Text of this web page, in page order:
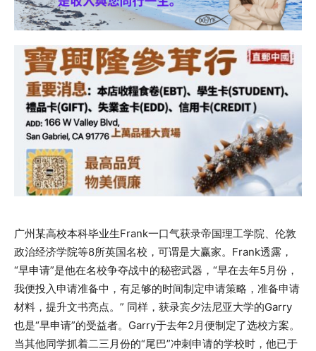
广州某高校本科毕业生Frank一口气获录帝国理工学院、伦敦
政治经济学院等8所英国名校，可谓是大赢家。Frank透露，
“早申请”是他在名校争夺战中的秘密武器，“早在去年5月份，
我便投入申请准备中，有足够的时间制定申请策略，准备申请
材料，提升文书亮点。” 同样，获录宾夕法尼亚大学的Garry
也是“早申请”的受益者。Garry于去年2月便制定了选校方案。
当其他同学抓着二三月份的“尾巴”冲刺申请的学校时，他已于